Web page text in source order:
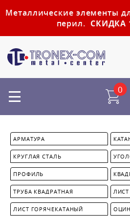
Металлические элементы
перил. СКИДКА
0
АРМАТУРА
КРУГЛАЯ СТАЛЬ
ПРОФИЛЬ
ТРУБА КВАДРАТНАЯ
ЛИСТ ГОРЯЧЕКАТАНЫЙ